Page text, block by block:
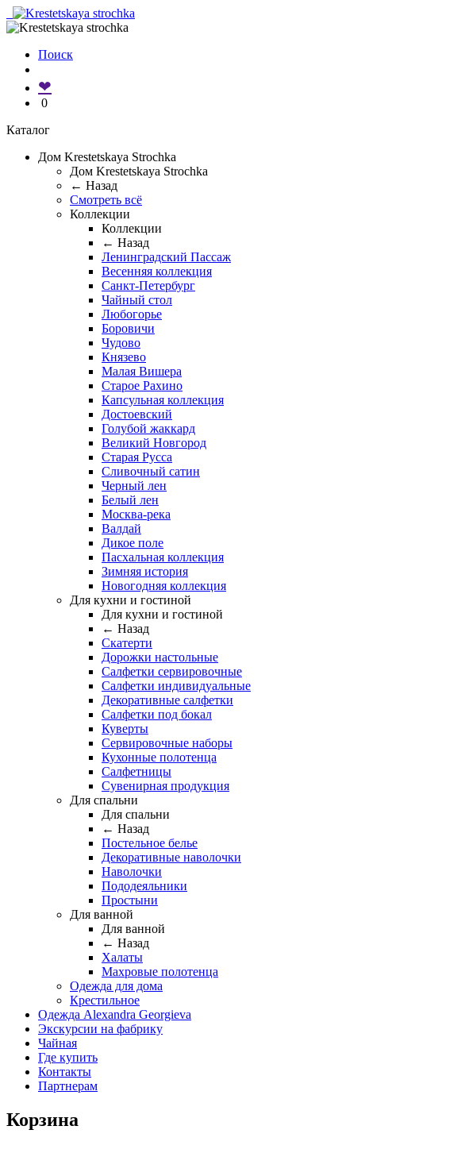
Поиск
❤
0
Каталог
Дом Krestetskaya Strochka
Дом Krestetskaya Strochka
← Назад
Смотреть всё
Коллекции
Коллекции
← Назад
Ленинградский Пассаж
Весенняя коллекция
Санкт-Петербург
Чайный стол
Любогорье
Боровичи
Чудово
Князево
Малая Вишера
Старое Рахино
Капсульная коллекция
Достоевский
Голубой жаккард
Великий Новгород
Старая Русса
Сливочный сатин
Черный лен
Белый лен
Москва-река
Валдай
Дикое поле
Пасхальная коллекция
Зимняя история
Новогодняя коллекция
Для кухни и гостиной
Для кухни и гостиной
← Назад
Скатерти
Дорожки настольные
Салфетки сервировочные
Салфетки индивидуальные
Декоративные салфетки
Салфетки под бокал
Куверты
Сервировочные наборы
Кухонные полотенца
Салфетницы
Сувенирная продукция
Для спальни
Для спальни
← Назад
Постельное белье
Декоративные наволочки
Наволочки
Пододеяльники
Простыни
Для ванной
Для ванной
← Назад
Халаты
Махровые полотенца
Одежда для дома
Крестильное
Одежда Alexandra Georgieva
Экскурсии на фабрику
Чайная
Где купить
Контакты
Партнерам
Корзина